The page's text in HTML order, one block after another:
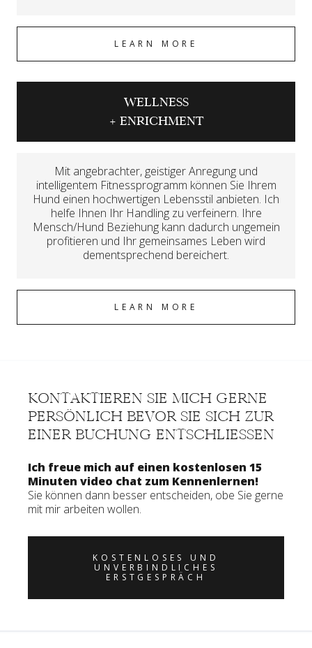
LEARN MORE
WELLNESS
+ ENRICHMENT
Mit angebrachter, geistiger Anregung und
intelligentem Fitnessprogramm können Sie Ihrem
Hund einen hochwertigen Lebensstil anbieten. Ich
helfe Ihnen Ihr Handling zu verfeinern. Ihre
Mensch/Hund Beziehung kann dadurch ungemein
profitieren und Ihr gemeinsames Leben wird
dementsprechend bereichert.
LEARN MORE
KONTAKTIEREN SIE MICH GERNE
PERSÖNLICH BEVOR SIE SICH ZUR
EINER BUCHUNG ENTSCHLIESSEN
Ich freue mich auf einen kostenlosen 15
Minuten video chat zum Kennenlernen!
Sie können dann besser entscheiden, obe Sie gerne
mit mir arbeiten wollen.
KOSTENLOSES UND
UNVERBINDLICHES
ERSTGESPRÄCH